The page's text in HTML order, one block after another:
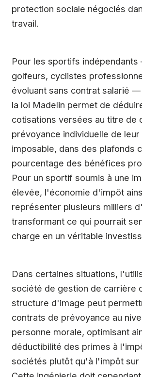
protection sociale négociés
travail.
Pour les sportifs
golfeurs, cyclistes
évoluant sans contrat salarié
la loi Madelin permet de
cotisations versées au titre de
prévoyance individuelle de leur
imposable, dans des plafonds
pourcentage des bénéfices
Pour un sportif soumis à une
élevée, l'économie d'impôt
représenter plusieurs milliers
transformant ce qui pourrait
charge en un véritable
Dans certaines situations,
société de gestion de carrière
structure d'image peut
contrats de prévoyance au
personne morale, optimisant
déductibilité des primes à
sociétés plutôt qu'à l'impôt sur